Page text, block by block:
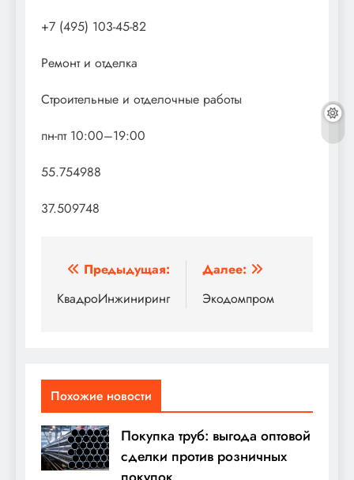
+7 (495) 103-45-82
Ремонт и отделка
Строительные и отделочные работы
пн-пт 10:00–19:00
55.754988
37.509748
Навигация
по
Предыдущая:
КвадроИнжиниринг
Далее:
Экодомпром
Похожие новости
Покупка труб: выгода оптовой
сделки против розничных